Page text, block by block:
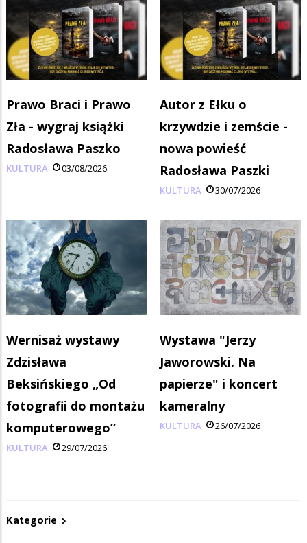
Prawo Braci i Prawo
Zła - wygraj książki
Radosława Paszko
KULTURA 03/08/2026
Autor z Ełku o
krzywdzie i zemście -
nowa powieść
Radosława Paszki
KULTURA 30/07/2026
Wernisaż wystawy
Zdzisława
Beksińskiego „Od
fotografii do montażu
komputerowego”
KULTURA 29/07/2026
Wystawa "Jerzy
Jaworowski. Na
papierze" i koncert
kameralny
KULTURA 26/07/2026
Kategorie